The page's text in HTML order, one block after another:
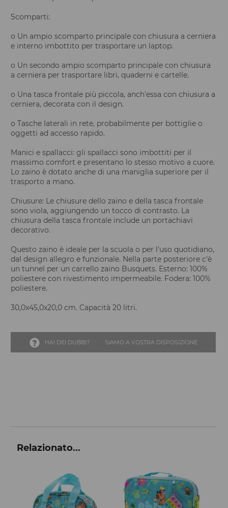
Scomparti:
o Un ampio scomparto principale con chiusura a cerniera
e interno imbottito per trasportare un laptop.
o Un secondo ampio scomparto principale con chiusura
a cerniera per trasportare libri, quaderni e cartelle.
o Una tasca frontale più piccola, anch'essa con chiusura a
cerniera, decorata con il design.
o Tasche laterali in rete, probabilmente per bottiglie o
oggetti ad accesso rapido.
Manici e spallacci: gli spallacci sono imbottiti per il
massimo comfort e presentano lo stesso motivo a cuore.
Lo zaino è dotato anche di una maniglia superiore per il
trasporto a mano.
Chiusure: Le chiusure dello zaino e della tasca frontale
sono viola, aggiungendo un tocco di contrasto. La
chiusura della tasca frontale include un portachiavi
decorativo.
Questo zaino è ideale per la scuola o per l'uso quotidiano,
dal design allegro e funzionale. Nella parte posteriore c'è
un tunnel per un carrello zaino Busquets. Esterno: 100%
poliestere con rivestimento impermeabile. Fodera: 100%
poliestere.
30,0x45,0x20,0 cm. Capacità 20 litri.
HAI DEI DUBBI? SIAMO A VOSTRA DISPOSIZIONE
Relazionato...